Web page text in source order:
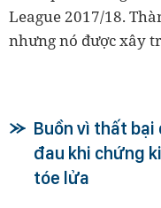
League 2017/18.
nhưng nó được xây
Buồn vì thất bại
đau khi chứng
tóe lửa